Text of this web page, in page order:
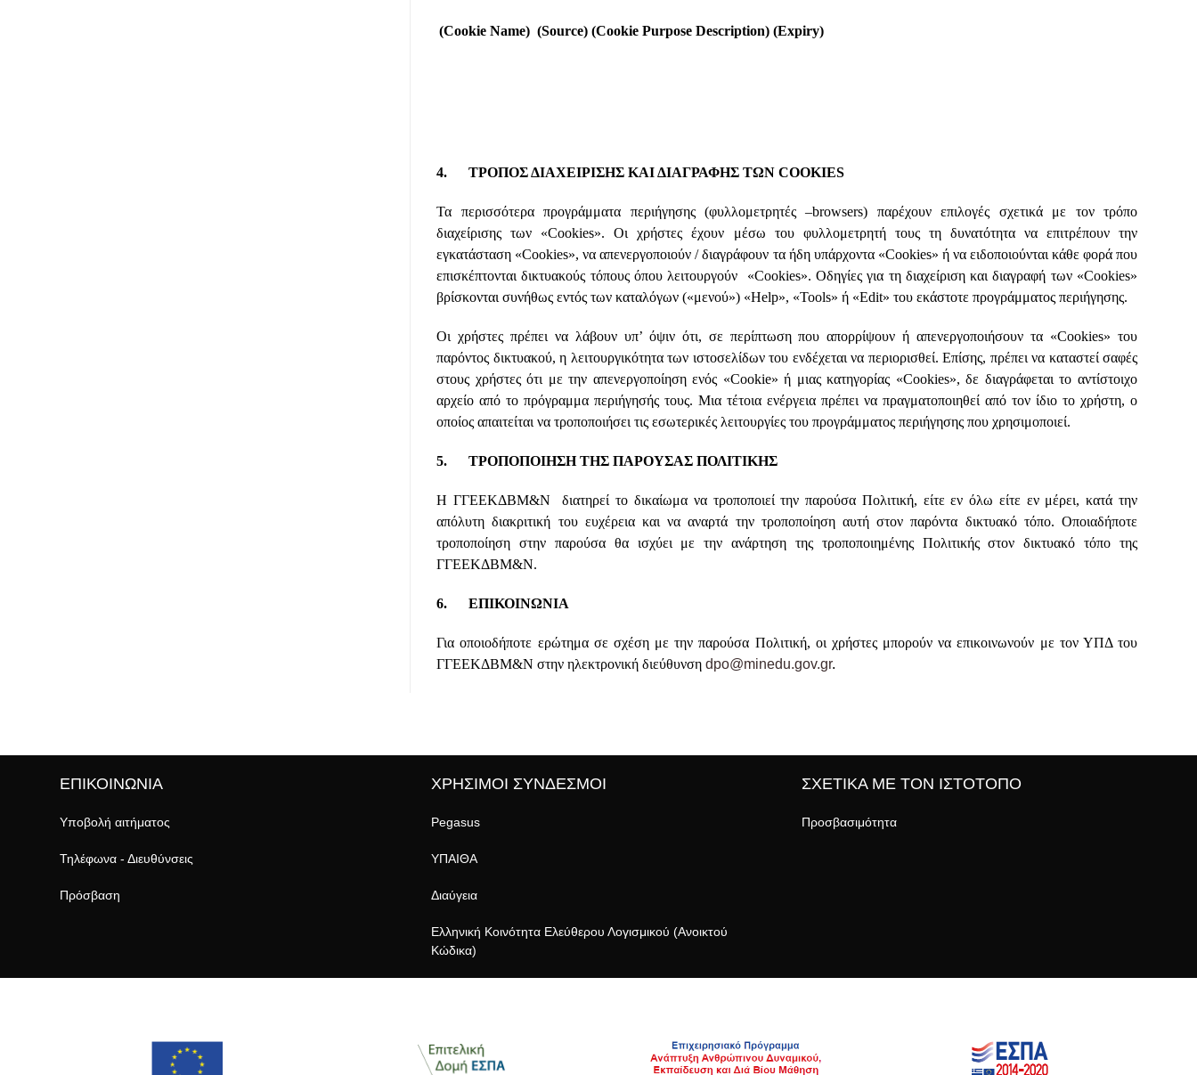
(Cookie Name) (Source) (Cookie Purpose Description) (Expiry)
4. TΡΟΠΟΣ ΔΙΑΧΕΙΡΙΣΗΣ ΚΑΙ ΔΙΑΓΡΑΦΗΣ ΤΩΝ COOKIES
Τα περισσότερα προγράμματα περιήγησης (φυλλομετρητές –browsers) παρέχουν επιλογές σχετικά με τον τρόπο
διαχείρισης των «Cookies». Οι χρήστες έχουν μέσω του φυλλομετρητή τους τη δυνατότητα να επιτρέπουν την
εγκατάσταση «Cookies», να απενεργοποιούν / διαγράφουν τα ήδη υπάρχοντα «Cookies» ή να ειδοποιούνται κάθε φορά που
επισκέπτονται δικτυακούς τόπους όπου λειτουργούν «Cookies». Οδηγίες για τη διαχείριση και διαγραφή των «Cookies»
βρίσκονται συνήθως εντός των καταλόγων («μενού») «Help», «Tools» ή «Edit» του εκάστοτε προγράμματος περιήγησης.
Οι χρήστες πρέπει να λάβουν υπ’ όψιν ότι, σε περίπτωση που απορρίψουν ή απενεργοποιήσουν τα «Cookies» του
παρόντος δικτυακού, η λειτουργικότητα των ιστοσελίδων του ενδέχεται να περιορισθεί. Επίσης, πρέπει να καταστεί σαφές
στους χρήστες ότι με την απενεργοποίηση ενός «Cookie» ή μιας κατηγορίας «Cookies», δε διαγράφεται το αντίστοιχο
αρχείο από το πρόγραμμα περιήγησής τους. Μια τέτοια ενέργεια πρέπει να πραγματοποιηθεί από τον ίδιο το χρήστη, ο
οποίος απαιτείται να τροποποιήσει τις εσωτερικές λειτουργίες του προγράμματος περιήγησης που χρησιμοποιεί.
5. ΤΡΟΠΟΠΟΙΗΣΗ ΤΗΣ ΠΑΡΟΥΣΑΣ ΠΟΛΙΤΙΚΗΣ
Η ΓΓΕΕΚΔΒΜ&Ν διατηρεί το δικαίωμα να τροποποιεί την παρούσα Πολιτική, είτε εν όλω είτε εν μέρει, κατά την
απόλυτη διακριτική του ευχέρεια και να αναρτά την τροποποίηση αυτή στον παρόντα δικτυακό τόπο. Οποιαδήποτε
τροποποίηση στην παρούσα θα ισχύει με την ανάρτηση της τροποποιημένης Πολιτικής στον δικτυακό τόπο της
ΓΓΕΕΚΔΒΜ&Ν.
6. ΕΠΙΚΟΙΝΩΝΙΑ
Για οποιοδήποτε ερώτημα σε σχέση με την παρούσα Πολιτική, οι χρήστες μπορούν να επικοινωνούν με τον ΥΠΔ του
ΓΓΕΕΚΔΒΜ&Ν στην ηλεκτρονική διεύθυνσηdpo@minedu.gov.gr.
ΕΠΙΚΟΙΝΩΝΙΑ
Υποβολή αιτήματος
Τηλέφωνα - Διευθύνσεις
Πρόσβαση
ΧΡΗΣΙΜΟΙ ΣΥΝΔΕΣΜΟΙ
Pegasus
ΥΠΑΙΘΑ
Διαύγεια
Ελληνική Κοινότητα Ελεύθερου Λογισμικού (Ανοικτού
Κώδικα)
ΣΧΕΤΙΚΑ ΜΕ ΤΟΝ ΙΣΤΟΤΟΠΟ
Προσβασιμότητα